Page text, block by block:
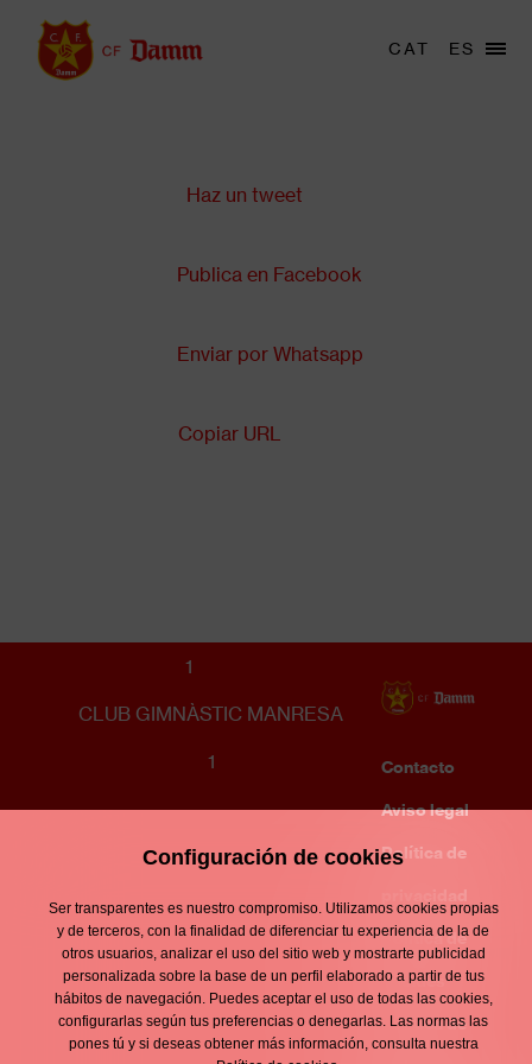
Pasar
contenido
Main
Menu
CAT ES
Haz un tweet
Publica en Facebook
Enviar por Whatsapp
Copiar URL
1
CLUB GIMNÀSTIC MANRESA
1
d'interès
Contacto
Footer
menu
Aviso legal
Política de
privacidad
Política de
cookies
Política de
Configuración de cookies
Ser transparentes es nuestro compromiso. Utilizamos cookies propias
y de terceros, con la finalidad de diferenciar tu experiencia de la de
otros usuarios, analizar el uso del sitio web y mostrarte publicidad
personalizada sobre la base de un perfil elaborado a partir de tus
hábitos de navegación. Puedes aceptar el uso de todas las cookies,
configurarlas según tus preferencias o denegarlas. Las normas las
pones tú y si deseas obtener más información, consulta nuestra